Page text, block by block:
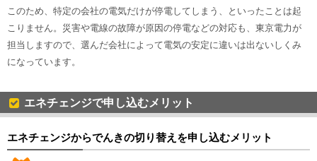
このため、特定の会社の電気だけが停電してしまう、といったことは起
こりません。災害や電線の故障が原因の停電などの対応も、東京電力が
担当しますので、選んだ会社によって電気の安定に違いは出ないしくみ
になっています。
エネチェンジで申し込むメリット
エネチェンジからでんきの切り替えを申し込むメリット